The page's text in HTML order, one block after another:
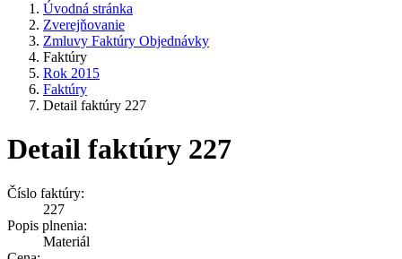
Úvodná stránka
Zverejňovanie
Zmluvy Faktúry Objednávky
Faktúry
Rok 2015
Faktúry
Detail faktúry 227
Detail faktúry 227
Číslo faktúry:
227
Popis plnenia:
Materiál